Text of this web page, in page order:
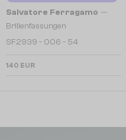
Salvatore Ferragamo —
Brillenfassungen
SF2939 - 006 - 54
140 EUR